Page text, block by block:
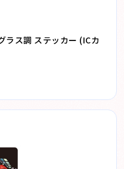
ラス調 ステッカー (ICカ